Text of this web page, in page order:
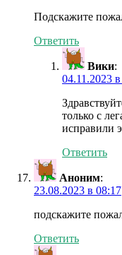
Подскажите
Ответить
Вики:
04.11.2023
только с
исправили
Ответить
Аноним:
23.08.2023 в 08:17
подскажите
Ответить